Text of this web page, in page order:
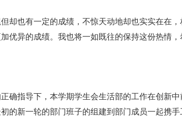
也有一定的成绩，不惊天动地却也实实在在，
优异的成绩。我也将一如既往的保持这份热情
指导下，本学期学生会生活部的工作在创新中
的新一轮的部门班子的组建到部门成员一起携手